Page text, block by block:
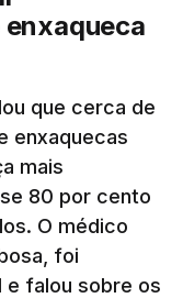
que cerca de
enxaquecas
mais
80 por cento
O médico
foi
e falou sobre os